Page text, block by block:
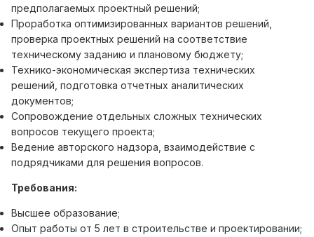
предполагаемых проектный решений;
Проработка оптимизированных вариантов решений,
проверка проектных решений на соответствие
техническому заданию и плановому бюджету;
Технико-экономическая экспертиза технических
решений, подготовка отчетных аналитических
документов;
Сопровождение отдельных сложных технических
вопросов текущего проекта;
Ведение авторского надзора, взаимодействие с
подрядчиками для решения вопросов.
Требования:
Высшее образование;
Опыт работы от 5 лет в строительстве и проектировании;